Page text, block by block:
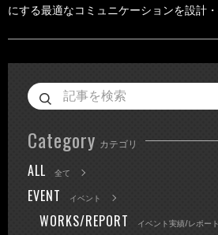
にする最適なコミュニケーションを設計・
Category カテゴリ
ALL 全て
EVENT イベント
WORKS/REPORT イベント実績/レポート